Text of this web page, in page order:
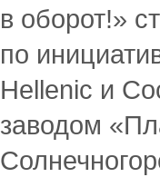
в оборот!»
по
Hellenic и
заводом